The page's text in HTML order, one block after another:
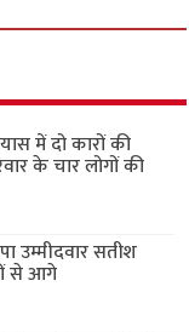
में दो कारों की
के चार लोगों की
उम्मीदवार सतीश
से आगे